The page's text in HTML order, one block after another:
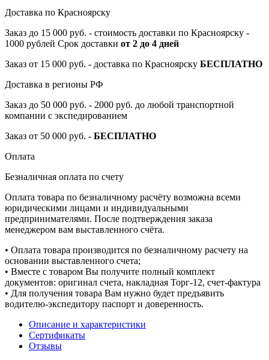
Доставка по Красноярску
Заказ до 15 000 руб. - стоимость доставки по Красноярску -
1000 рублей Срок доставки от 2 до 4 дней
Заказ от 15 000 руб. - доставка по Красноярску БЕСПЛАТНО
Доставка в регионы РФ
Заказ до 50 000 руб. - 2000 руб. до любой транспортной
компании с экспедированием
Заказ от 50 000 руб. - БЕСПЛАТНО
Оплата
Безналичная оплата по счету
Оплата товара по безналичному расчёту возможна всеми
юридическими лицами и индивидуальными
предпринимателями. После подтверждения заказа
менеджером вам выставленного счёта.
• Оплата товара производится по безналичному расчету на
основании выставленного счета;
• Вместе с товаром Вы получите полный комплект
документов: оригинал счета, накладная Торг-12, счет-фактура
• Для получения товара Вам нужно будет предъявить
водителю-экспедитору паспорт и доверенность.
Описание и характеристики
Сертификаты
Отзывы